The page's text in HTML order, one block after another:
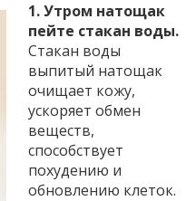
1. Утром натощак
пейте стакан воды.
Стакан воды
выпитый натощак
очищает кожу,
ускоряет обмен
веществ,
способствует
похудению и
обновлению клеток.